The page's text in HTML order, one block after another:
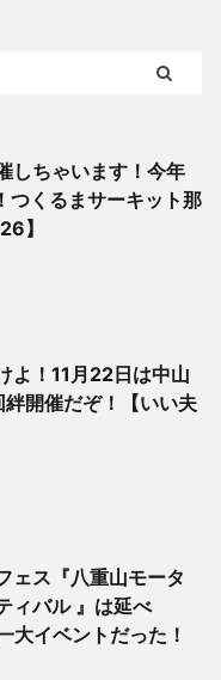
しちゃいます！今年
つくるまサーキット那
】
よ！11月22日は中山
開催だぞ！【いい夫
ェス『八重山モータ
ィバル 』は延べ
イベントだった！